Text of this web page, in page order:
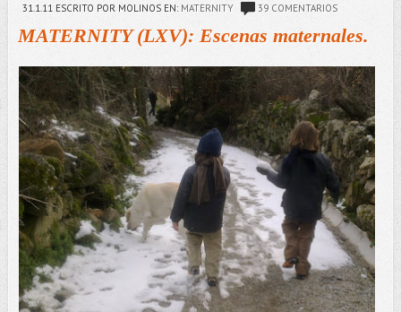
31.1.11 ESCRITO POR MOLINOS EN: MATERNITY 39 COMENTARIOS
MATERNITY (LXV): Escenas maternales.